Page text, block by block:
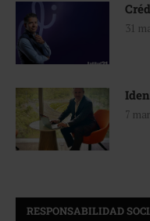
31
7
RESPONSABILIDAD